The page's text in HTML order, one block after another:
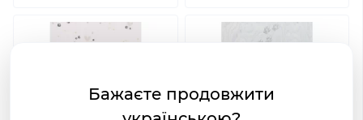
Бажаєте продовжити